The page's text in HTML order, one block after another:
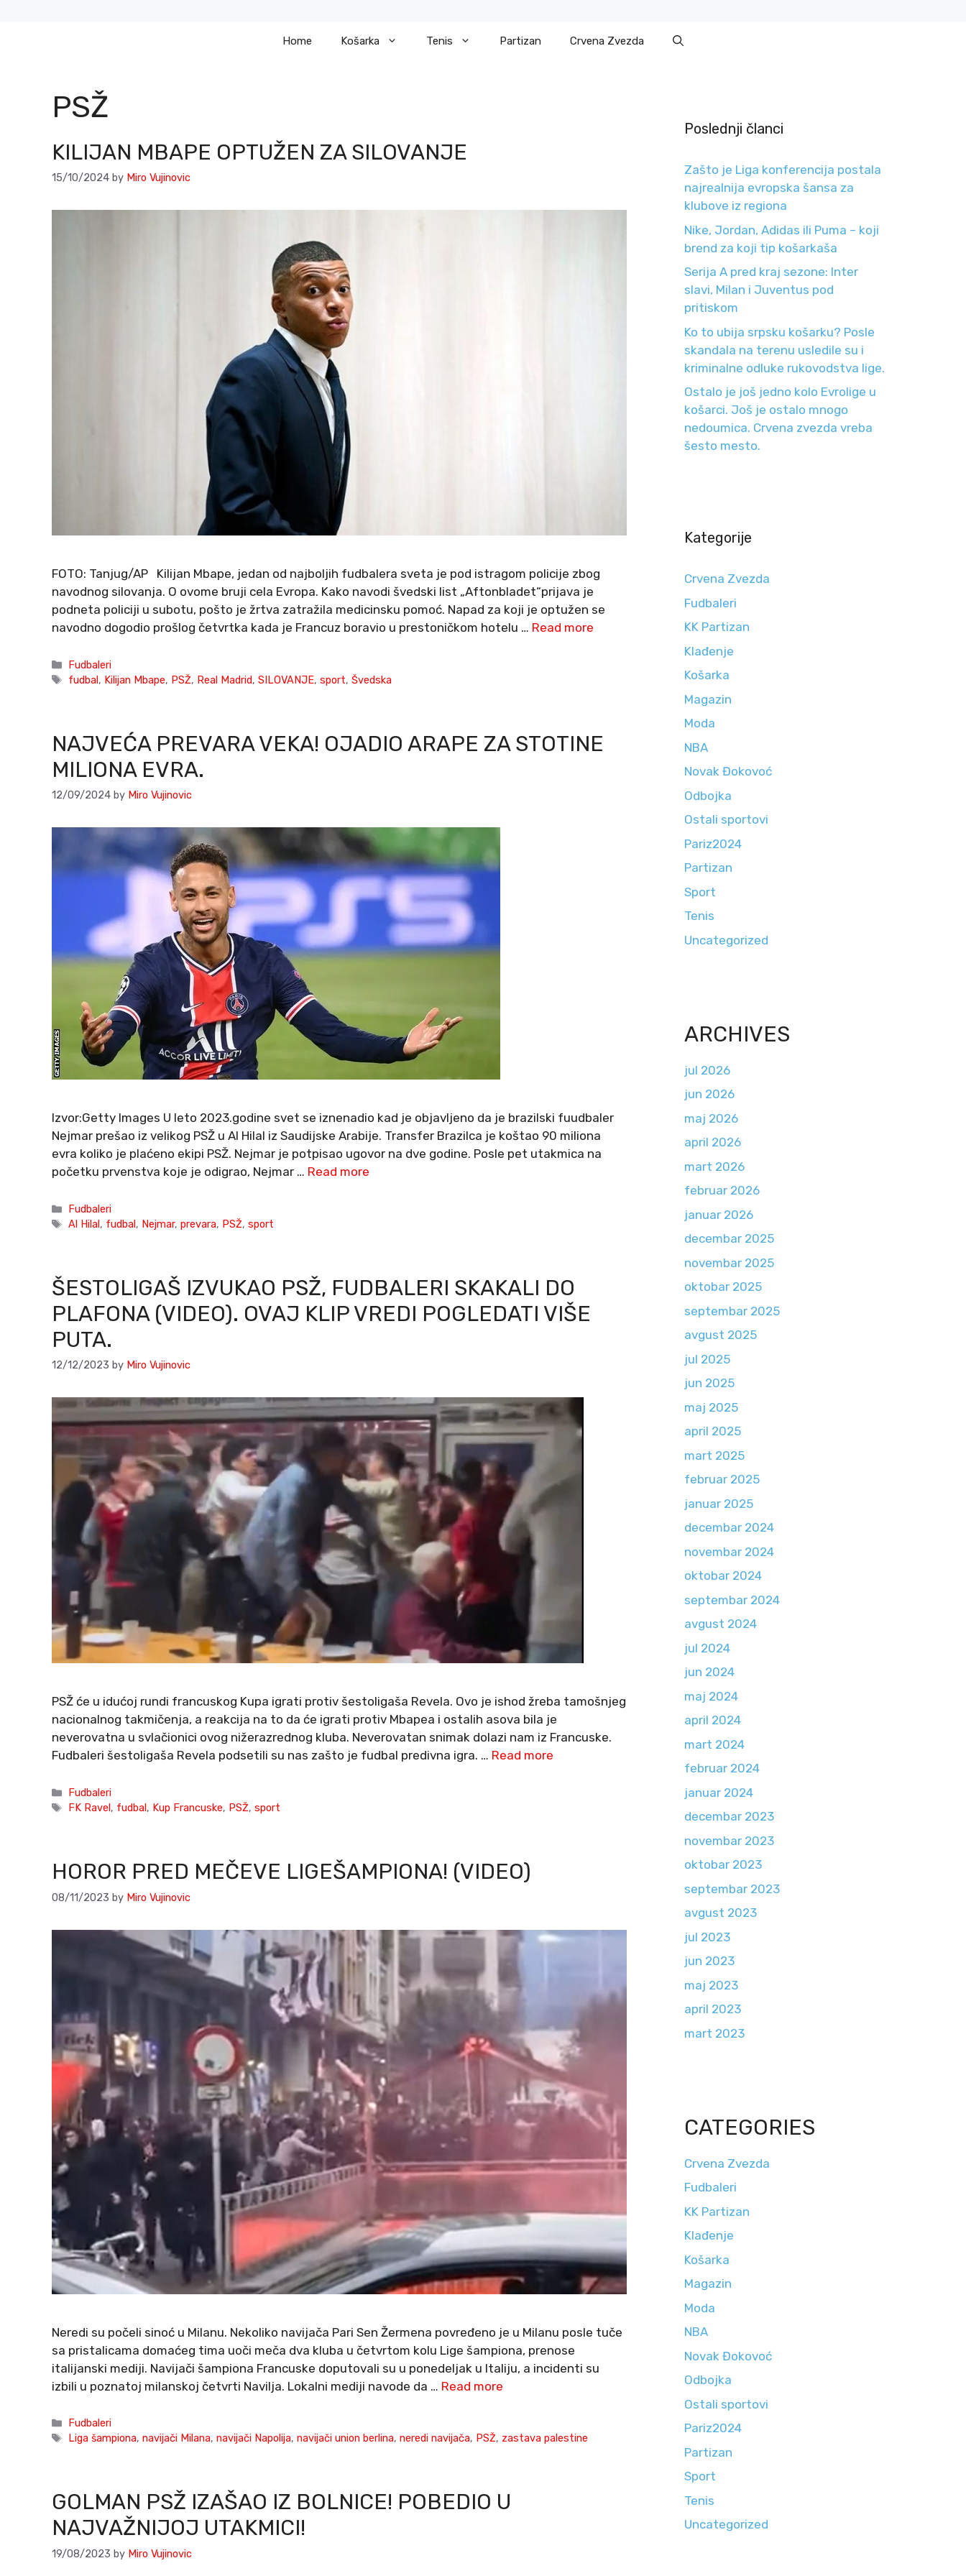
Home Košarka Tenis Partizan Crvena Zvezda
PSŽ
KILIJAN MBAPE OPTUŽEN ZA SILOVANJE
15/10/2024 by Miro Vujinovic
FOTO: Tanjug/AP Kilijan Mbape, jedan od najboljih fudbalera sveta je pod istragom policije zbog
navodnog silovanja. O ovome bruji cela Evropa. Kako navodi švedski list „Aftonbladet“prijava je
podneta policiji u subotu, pošto je žrtva zatražila medicinsku pomoć. Napad za koji je optužen se
navodno dogodio prošlog četvrtka kada je Francuz boravio u prestoničkom hotelu … Read more
Categories
Fudbaleri
Tags
fudbal, Kilijan Mbape, PSŽ, Real Madrid,SILOVANJE,sport,Švedska
NAJVEĆA PREVARA VEKA! OJADIO ARAPE ZA STOTINE
MILIONA EVRA.
12/09/2024 by Miro Vujinovic
Izvor:Getty Images U leto 2023.godine svet se iznenadio kad je objavljeno da je brazilski fuudbaler
Nejmar prešao iz velikog PSŽ u Al Hilal iz Saudijske Arabije. Transfer Brazilca je koštao 90 miliona
evra koliko je plaćeno ekipi PSŽ. Nejmar je potpisao ugovor na dve godine. Posle pet utakmica na
početku prvenstva koje je odigrao, Nejmar … Read more
Categories
Fudbaleri
Tags
Al Hilal, fudbal, Nejmar,prevara, PSŽ,sport
ŠESTOLIGAŠ IZVUKAO PSŽ, FUDBALERI SKAKALI DO
PLAFONA (VIDEO). OVAJ KLIP VREDI POGLEDATI VIŠE
PUTA.
12/12/2023 by Miro Vujinovic
PSŽ će u idućoj rundi francuskog Kupa igrati protiv šestoligaša Revela. Ovo je ishod žreba tamošnjeg
nacionalnog takmičenja, a reakcija na to da će igrati protiv Mbapea i ostalih asova bila je
neverovatna u svlačionici ovog nižerazrednog kluba. Neverovatan snimak dolazi nam iz Francuske.
Fudbaleri šestoligaša Revela podsetili su nas zašto je fudbal predivna igra. … Read more
Categories
Fudbaleri
Tags
FK Ravel , fudbal , Kup Francuske, PSŽ,sport
HOROR PRED MEČEVE LIGEŠAMPIONA! (VIDEO)
08/11/2023 by Miro Vujinovic
Neredi su počeli sinoć u Milanu. Nekoliko navijača Pari Sen Žermena povređeno je u Milanu posle tuče
sa pristalicama domaćeg tima uoči meča dva kluba u četvrtom kolu Lige šampiona, prenose
italijanski mediji. Navijači šampiona Francuske doputovali su u ponedeljak u Italiju, a incidenti su
izbili u poznatoj milanskoj četvrti Navilja. Lokalni mediji navode da … Read more
Categories
Fudbaleri
Tags
Liga šampiona,navijači Milana,navijači Napolija,navijači union berlina,neredi navijača, PSŽ, zastava palestine
GOLMAN PSŽ IZAŠAO IZ BOLNICE! POBEDIO U
NAJVAŽNIJOJ UTAKMICI!
19/08/2023 by Miro Vujinovic
Poslednji članci
Zašto je Liga konferencija postala
najrealnija evropska šansa za
klubove iz regiona
Nike, Jordan, Adidas ili Puma – koji
brend za koji tip košarkaša
Serija A pred kraj sezone: Inter
slavi, Milan i Juventus pod
pritiskom
Ko to ubija srpsku košarku? Posle
skandala na terenu usledile su i
kriminalne odluke rukovodstva lige.
Ostalo je još jedno kolo Evrolige u
košarci. Još je ostalo mnogo
nedoumica. Crvena zvezda vreba
šesto mesto.
Kategorije
Crvena Zvezda
Fudbaleri
KK Partizan
Klađenje
Košarka
Magazin
Moda
NBA
Novak Đokovoć
Odbojka
Ostali sportovi
Pariz2024
Partizan
Sport
Tenis
Uncategorized
ARCHIVES
jul 2026
jun 2026
maj 2026
april 2026
mart 2026
februar 2026
januar 2026
decembar 2025
novembar 2025
oktobar 2025
septembar 2025
avgust 2025
jul 2025
jun 2025
maj 2025
april 2025
mart 2025
februar 2025
januar 2025
decembar 2024
novembar 2024
oktobar 2024
septembar 2024
avgust 2024
jul 2024
jun 2024
maj 2024
april 2024
mart 2024
februar 2024
januar 2024
decembar 2023
novembar 2023
oktobar 2023
septembar 2023
avgust 2023
jul 2023
jun 2023
maj 2023
april 2023
mart 2023
CATEGORIES
Crvena Zvezda
Fudbaleri
KK Partizan
Klađenje
Košarka
Magazin
Moda
NBA
Novak Đokovoć
Odbojka
Ostali sportovi
Pariz2024
Partizan
Sport
Tenis
Uncategorized